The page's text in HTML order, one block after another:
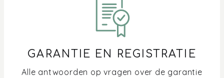
GARANTIE EN REGISTRATIE
Alle antwoorden op vragen over de garantie